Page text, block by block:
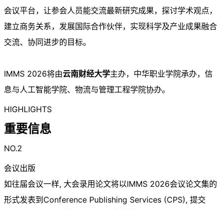
会议平台，让参会人员能交流最新研究成果，探讨学术观点，
建立商务关系，发展国际合作伙伴，实现科学及产业成果融合
交流、协同进步的目标。
IMMS 2026将由云南财经大学主办，中华职业学院承办，信
息与人工智能学院、物流与管理工程学院协办。
HIGHLIGHTS
重要信息
NO.2
会议出版
如往届会议一样, 大会录用论文将以IMMS 2026会议论文集的
形式发表到Conference Publishing Services (CPS), 提交